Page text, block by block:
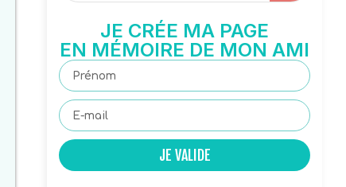
JE CRÉE MA PAGE
EN MÉMOIRE DE MON AMI
JE VALIDE